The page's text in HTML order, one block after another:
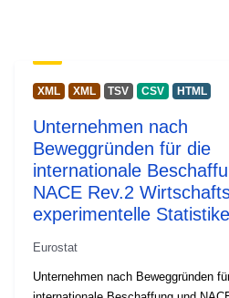
XML XML TSV CSV HTML
Unternehmen nach
Beweggründen für die
internationale
NACE Rev.2
experimentelle
Eurostat
Unternehmen nach Beweggründen